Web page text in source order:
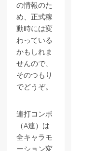
の情報のた
め、正式稼
動時には変
わっている
かもしれま
せんので、
そのつもり
でどうぞ。
連打コンボ
（A連）は
全キャラモ
ーション変